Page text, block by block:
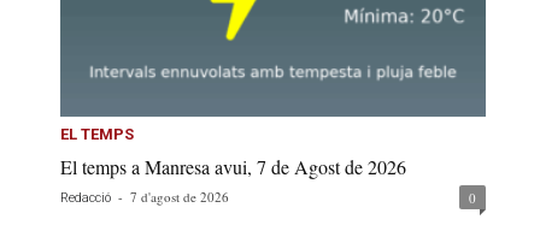
EL TEMPS
El temps a Manresa avui, 7 de Agost de 2026
Redacció - 7 d'agost de 2026 0